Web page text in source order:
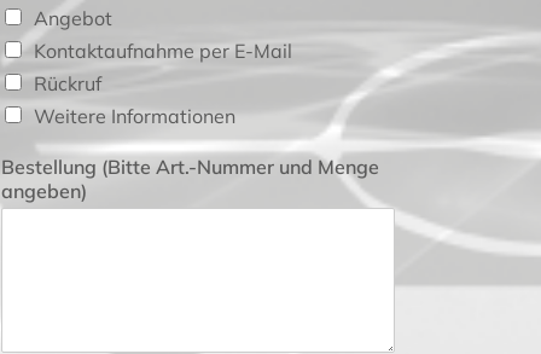
Angebot
Kontaktaufnahme per E-Mail
Rückruf
Weitere Informationen
Bestellung (Bitte Art.-Nummer und Menge
angeben)